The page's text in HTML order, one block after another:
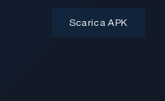
Scarica APK